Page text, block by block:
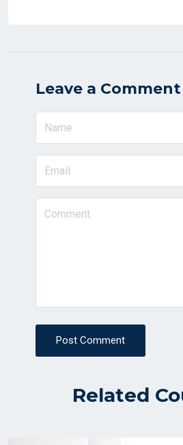
Leave a Comment
Post Comment
Related